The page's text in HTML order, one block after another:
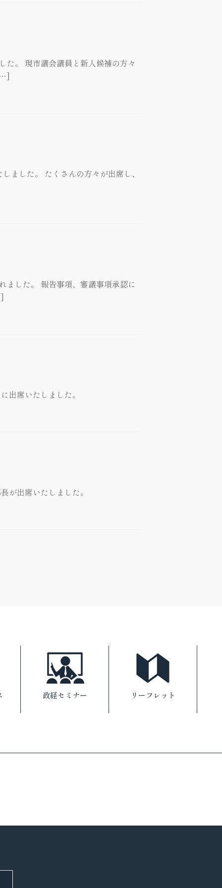
た。 現市議会議員と新人候補の方々
ました。 たくさんの方々が出席し、
ました。 報告事項、審議事項承認に
席いたしました。
出席いたしました。
政経セミナー リーフレット